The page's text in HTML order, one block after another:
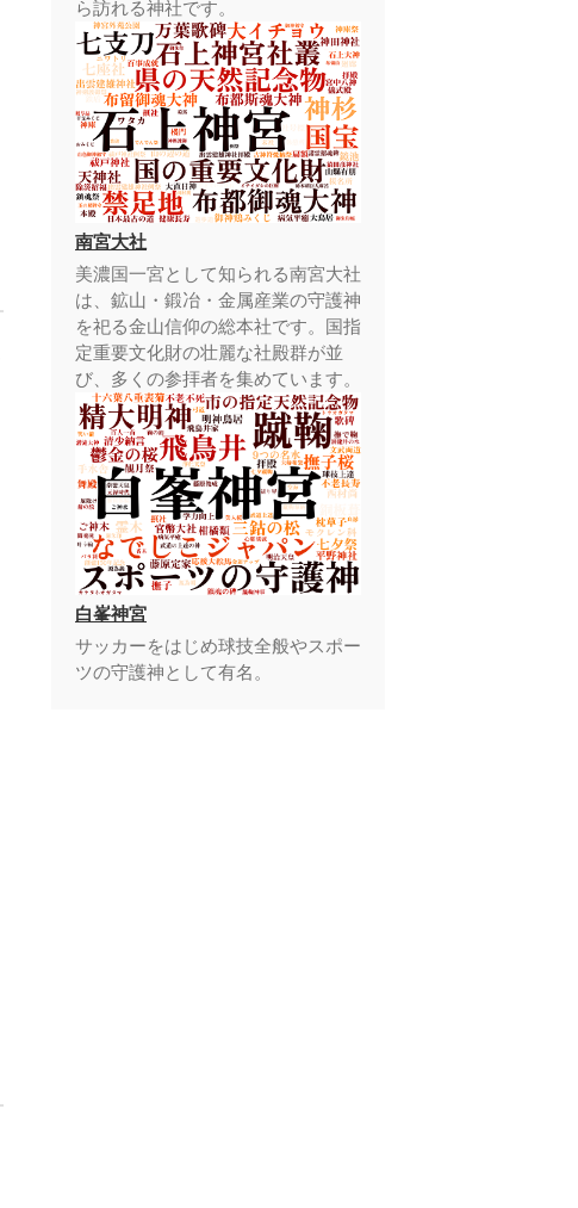
ら訪れる神社です。
南宮大社
美濃国一宮として知られる南宮大社
は、鉱山・鍛冶・金属産業の守護神
を祀る金山信仰の総本社です。国指
定重要文化財の壮麗な社殿群が並
び、多くの参拝者を集めています。
白峯神宮
サッカーをはじめ球技全般やスポー
ツの守護神として有名。